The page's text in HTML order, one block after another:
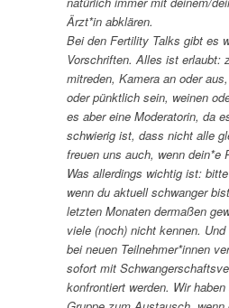
Ärzt*in abklären.
Bei den Fertility Talks gibt es
Vorschriften. Alles ist erlaubt:
mitreden, Kamera an oder
oder pünktlich sein, weinen
es aber eine Moderatorin, da
schwierig ist, dass nicht alle
freuen uns auch, wenn dein*e
Was allerdings wichtig ist:
wenn du aktuell schwanger
letzten Monaten dermaßen
viele (noch) nicht kennen.
bei neuen Teilnehmer*innen
sofort mit
konfrontiert werden. Wir